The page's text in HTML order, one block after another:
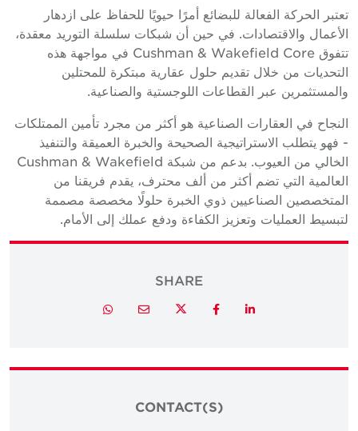
تعتبر الحركة الفعالة للبضائع أمرًا حيويًا للحفاظ على ازدهار
الأعمال والاقتصادات. في حين أن شبكات سلسلة التوريد معقدة،
تتفوق Cushman & Wakefield Core في مواجهة هذه
التحديات من خلال تقديم حلول عقارية مبتكرة للمحتلين
والمستثمرين عبر القطاعات اللوجستية والصناعية.
النجاح في العقارات الصناعية هو أكثر من مجرد تأمين الممتلكات
- فهو يتطلب الاستراتيجية الصحيحة والخبرة العميقة والتنفيذ
الخالي من العيوب. بدعم من شبكة Cushman & Wakefield
العالمية التي تضم أكثر من ألف محترف، يقدم فريقنا من
المتخصصين الصناعيين ذوي الخبرة حلولًا مخصصة مصممة
لتبسيط العمليات وتعزيز الكفاءة ودفع عملك إلى الأمام.
SHARE
LinkedIn
Facebook
Twitter
Email
Whatsapp
CONTACT(S)